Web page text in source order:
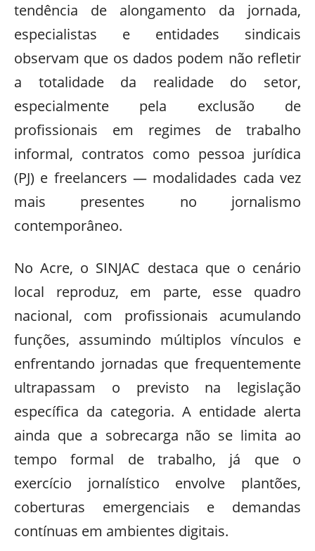
tendência de alongamento da jornada,
especialistas e entidades sindicais
observam que os dados podem não refletir
a totalidade da realidade do setor,
especialmente pela exclusão de
profissionais em regimes de trabalho
informal, contratos como pessoa jurídica
(PJ) e freelancers — modalidades cada vez
mais presentes no jornalismo
contemporâneo.
No Acre, o SINJAC destaca que o cenário
local reproduz, em parte, esse quadro
nacional, com profissionais acumulando
funções, assumindo múltiplos vínculos e
enfrentando jornadas que frequentemente
ultrapassam o previsto na legislação
específica da categoria. A entidade alerta
ainda que a sobrecarga não se limita ao
tempo formal de trabalho, já que o
exercício jornalístico envolve plantões,
coberturas emergenciais e demandas
contínuas em ambientes digitais.